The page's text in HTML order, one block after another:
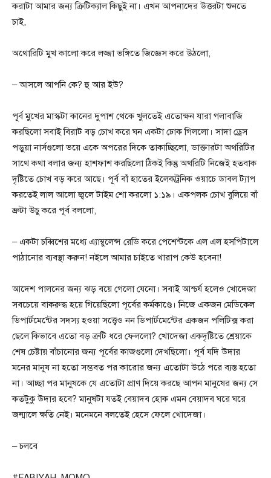
করাটা আমার জন্য ক্রিটিক্যাল কিছুই না। এখন আপনাদের উত্তরটা শুনতে
চাই,
অথোরিটি মুখ কালো করে লজ্জা ভঙ্গিতে জিজ্ঞেস করে উঠলো,
– আসলে আপনি কে? হু আর ইউ?
পূর্ব মুখের মাস্কটা কানের দুপাশ থেকে খুলতেই এতোক্ষন যারা গলাবাজি
করছিলো সবাই বিরাট বড় চোখ করে ঘন একটা ঢোক গিললো। সাদা ড্রেস
পড়ুয়া নার্সগুলো ভয়ে একে অপরের দিকে তাকাচ্ছিলো, ডাক্তারটা অথরিটির
সাথে কথা বলার জন্য হাশফাশ করছিলো ঠিকই কিন্তু অথরিটি নিজেই হতবাক
দৃষ্টিতে চোখ বড় করে আছে। পূর্ব বাঁ হাতের ইলেকট্রনিক ওয়াচে ডাবল ট্যাপ
করতেই লাল আলো জ্বলে টাইম শো করলো ১:১৯। একপলক চোখ বুলিয়ে বাঁ
ভ্রুটা উচু করে পূর্ব বললো,
– একটা চব্বিশের মধ্যে এ্যাম্বুলেন্স রেডি করে পেশেন্টকে এল এল হসপিটালে
পাঠানোর ব্যবস্থা করুন! নইলে আমার চাইতে খারাপ কেউ হবেনা!
আদেশ পালনের জন্য ঝড় বয়ে গেলো যেনো। সবাই আশ্চর্য হলেও খোদেজা
সবচেয়ে বাকরুদ্ধ হয়ে গিয়েছিলো পূর্বের কর্মকাণ্ডে। নিজে একজন মেডিকেল
ডিপার্টমেন্টের সদস্য হওয়া সত্ত্বেও নন ডিপার্টমেন্টের একজন পলিটিক্স করা
ছেলে কিভাবে এতো বড় ত্রুটি ধরে ফেললো? খোদেজা একদৃষ্টিতে শ্রেয়াকে
শেষ চেষ্টায় বাঁচানোর জন্য পূর্বের কাজগুলো দেখছিলো। পূর্ব যদি উদার
মনের মানুষ না হতো সম্ভবত পর কারোর জন্য এতোটা উঠে পরে ব্যস্ত হতো
না। আচ্ছা পর মানুষকে যে এতোটা প্রাণ দিয়ে করছে আপন মানুষের জন্য সে
কতটুকু উদার হবে? মানুষটা যতই বেয়াদব হোক এমন বেয়াদব ঘরে ঘরে
জন্মালে ক্ষতি নেই। মনেমনে বলতেই হেসে ফেলে খোদেজা।
– চলবে